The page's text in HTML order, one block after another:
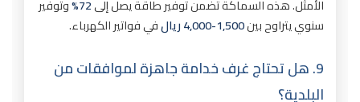
الأمثل. هذه السماكة تضمن توفير طاقة يصل إلى72% وتوفير
سنوي يتراوح بين1,500-4,000 ريال في فواتير الكهرباء.
9. هل تحتاج غرف خدامة جاهزة لموافقات من
البلدية؟